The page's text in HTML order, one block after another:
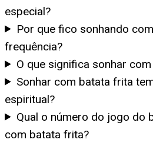
especial?
Por que fico sonhando
frequência?
O que significa sonhar
Sonhar com batata frita
espiritual?
Qual o número do jogo do
com batata frita?